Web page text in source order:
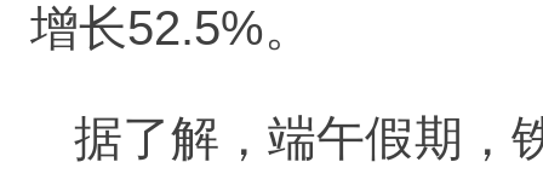
增长52.5%。
据了解，端午假期，